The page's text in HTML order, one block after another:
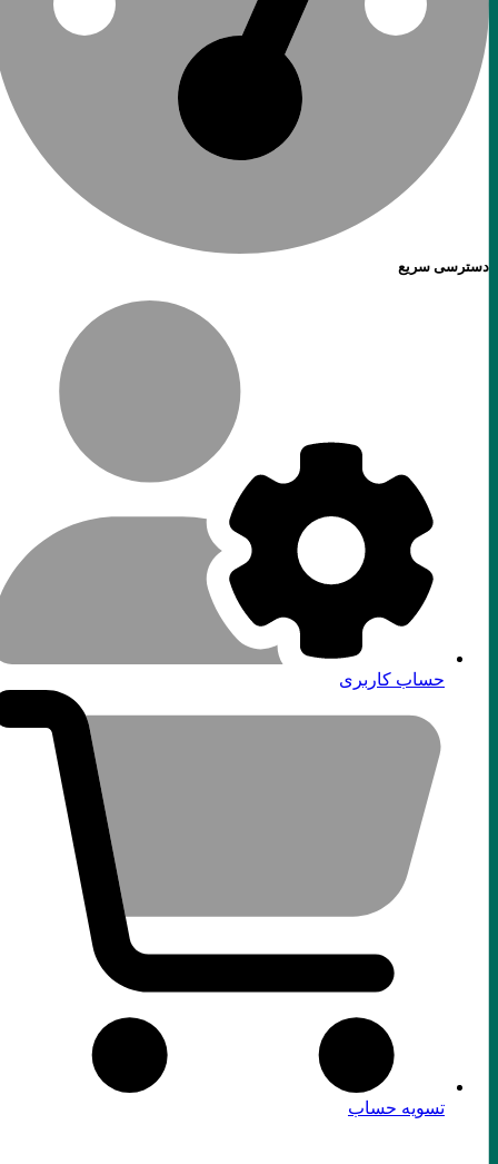
دسترسی سریع
حساب کاربری
تسویه حساب